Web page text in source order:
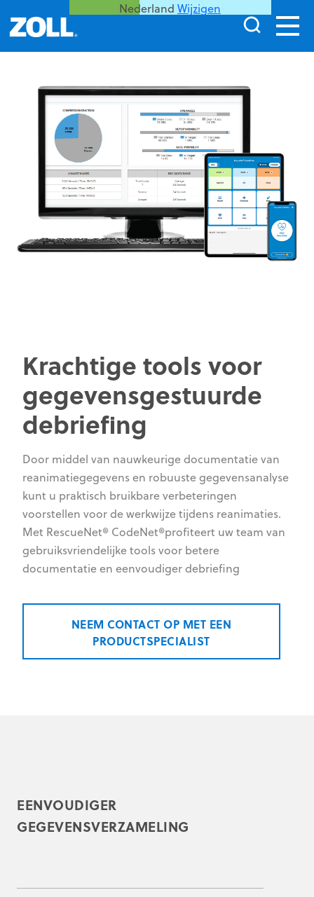
Nederland Wijzigen
Krachtige tools voor
gegevensgestuurde
debriefing
Door middel van nauwkeurige documentatie van
reanimatiegegevens en robuuste gegevensanalyse
kunt u praktisch bruikbare verbeteringen
voorstellen voor de werkwijze tijdens reanimaties.
Met RescueNet® CodeNet®profiteert uw team van
gebruiksvriendelijke tools voor betere
documentatie en eenvoudiger debriefing
NEEM CONTACT OP MET EEN
PRODUCTSPECIALIST
EENVOUDIGER
GEGEVENSVERZAMELING